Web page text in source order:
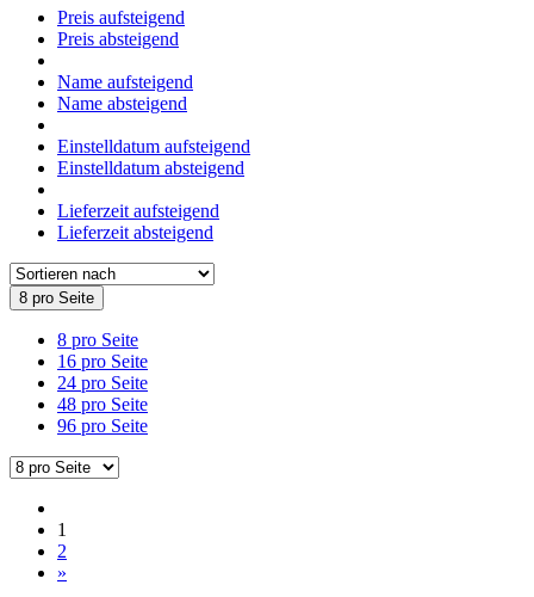
Preis aufsteigend
Preis absteigend
Name aufsteigend
Name absteigend
Einstelldatum aufsteigend
Einstelldatum absteigend
Lieferzeit aufsteigend
Lieferzeit absteigend
8 pro Seite
8 pro Seite
16 pro Seite
24 pro Seite
48 pro Seite
96 pro Seite
1
2
»